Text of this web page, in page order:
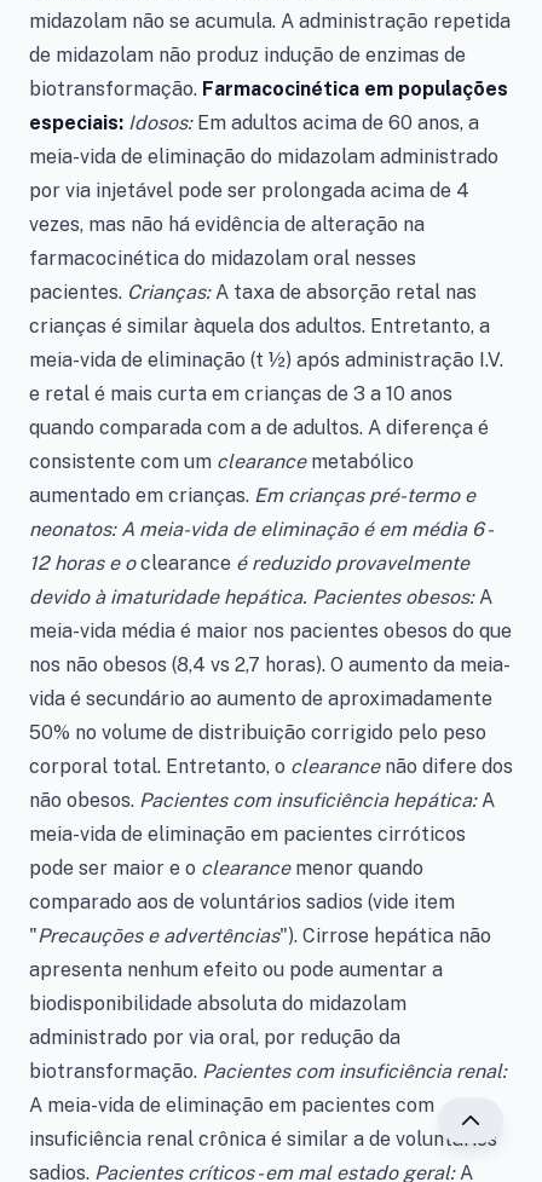
midazolam não se acumula. A administração repetida
de midazolam não produz indução de enzimas de
biotransformação. Farmacocinética em populações
especiais: Idosos: Em adultos acima de 60 anos, a
meia-vida de eliminação do midazolam administrado
por via injetável pode ser prolongada acima de 4
vezes, mas não há evidência de alteração na
farmacocinética do midazolam oral nesses
pacientes. Crianças:A taxa de absorção retal nas
crianças é similar àquela dos adultos. Entretanto, a
meia-vida de eliminação (t ½) após administração I.V.
e retal é mais curta em crianças de 3 a 10 anos
quando comparada com a de adultos. A diferença é
consistente com um clearancemetabólico
aumentado em crianças. Em crianças pré-termo e
neonatos: A meia-vida de eliminação é em média 6 -
12 horas e oclearance é reduzido provavelmente
devido à imaturidade hepática. Pacientes obesos:A
meia-vida média é maior nos pacientes obesos do que
nos não obesos (8,4 vs 2,7 horas). O aumento da meia-
vida é secundário ao aumento de aproximadamente
50% no volume de distribuição corrigido pelo peso
corporal total. Entretanto, o clearance não difere dos
não obesos. Pacientes com insuficiência hepática:A
meia-vida de eliminação em pacientes cirróticos
pode ser maior e o clearance menor quando
comparado aos de voluntários sadios (vide item
"Precauções e advertências"). Cirrose hepática não
apresenta nenhum efeito ou pode aumentar a
biodisponibilidade absoluta do midazolam
administrado por via oral, por redução da
biotransformação. Pacientes com insuficiência renal:
A meia-vida de eliminação em pacientes com
insuficiência renal crônica é similar a de voluntários
sadios. Pacientes críticos - em mal estado geral:A